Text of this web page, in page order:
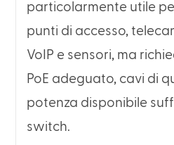
particolarmente utile
punti di accesso,
VoIP e sensori, ma
PoE adeguato, cavi di
potenza disponibile
switch.